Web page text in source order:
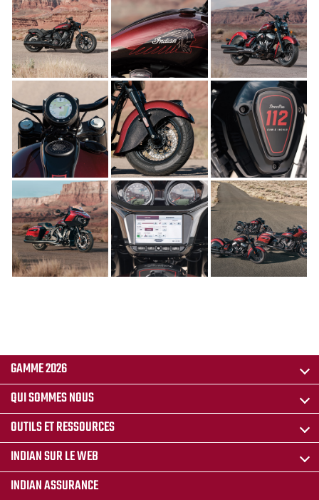
GAMME 2026
QUI SOMMES NOUS
OUTILS ET RESSOURCES
INDIAN SUR LE WEB
INDIAN ASSURANCE